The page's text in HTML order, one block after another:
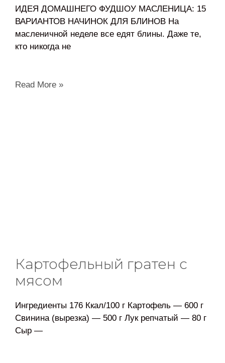
ИДЕЯ ДОМАШНЕГО ФУДШОУ МАСЛЕНИЦА: 15
ВАРИАНТОВ НАЧИНОК ДЛЯ БЛИНОВ На
масленичной неделе все едят блины. Даже те,
кто никогда не
Read More »
Картофельный гратен с
мясом
Ингредиенты 176 Ккал/100 г Картофель — 600 г
Свинина (вырезка) — 500 г Лук репчатый — 80 г
Сыр —